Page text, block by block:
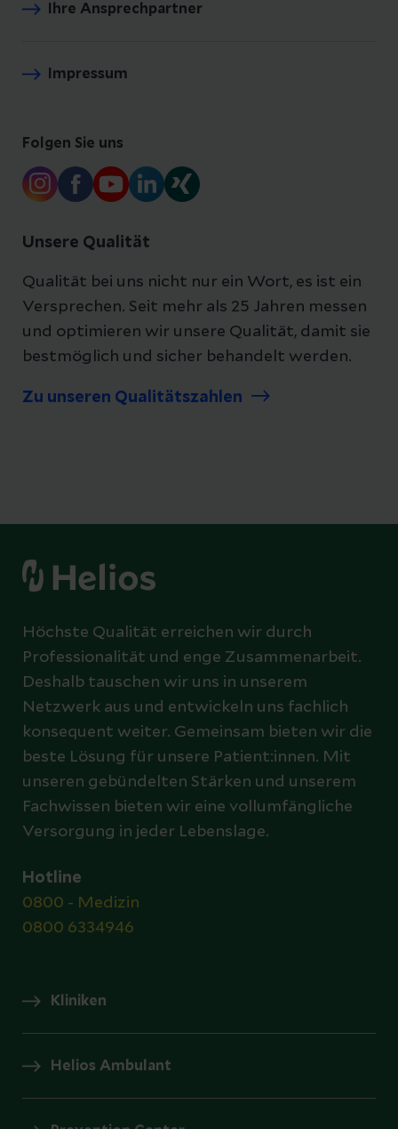
Ihre Ansprechpartner
Impressum
Folgen Sie uns
Unsere Qualität
Qualität bei uns nicht nur ein Wort, es ist ein
Versprechen. Seit mehr als 25 Jahren messen
und optimieren wir unsere Qualität, damit sie
bestmöglich und sicher behandelt werden.
Zu unseren Qualitätszahlen
Höchste Qualität erreichen wir durch
Professionalität und enge Zusammenarbeit.
Deshalb tauschen wir uns in unserem
Netzwerk aus und entwickeln uns fachlich
konsequent weiter. Gemeinsam bieten wir die
beste Lösung für unsere Patient:innen. Mit
unseren gebündelten Stärken und unserem
Fachwissen bieten wir eine vollumfängliche
Versorgung in jeder Lebenslage.
Hotline
0800 - Medizin
0800 6334946
Kliniken
Helios Ambulant